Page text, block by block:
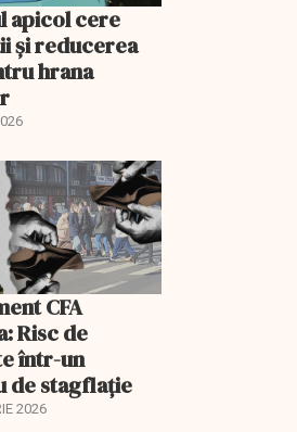
apicol cere
și reducerea
hrana
CFA
Risc de
într-un
de stagflație
2026